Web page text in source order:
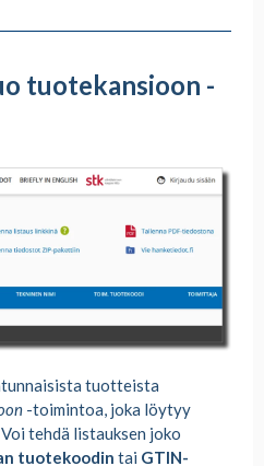
tuotekansioon -
tuotteista
-toimintoa, joka löytyy
tehdä listauksen joko
tuotekoodin tai GTIN-